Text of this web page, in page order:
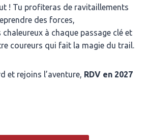
! Tu profiteras de ravitaillements
des forces,
chaleureux à chaque passage clé et
coureurs qui fait la magie du trail.
et rejoins l’aventure, RDV en 2027